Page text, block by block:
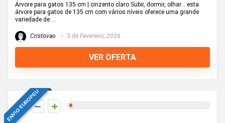
Árvore para gatos 135 cm | cinzento claro Subir, dormir, olhar... esta
árvore para gatos de 135 cm com vários níveis oferece uma grande
variedade de ...
Cristovao 3 de Fevereiro, 2026
VER OFERTA
ENVIO EUROPEU
1